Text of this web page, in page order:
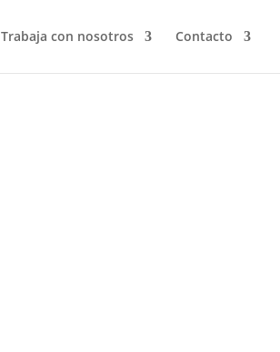
Trabaja con nosotros Contacto